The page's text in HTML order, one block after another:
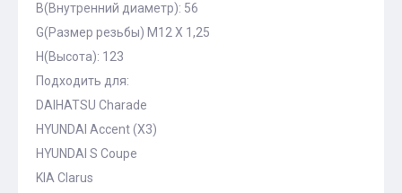
B(Внутренний диаметр): 56
G(Размер резьбы) M12 X 1,25
H(Высота): 123
Подходить для:
DAIHATSU Charade
HYUNDAI Accent (X3)
HYUNDAI S Coupe
KIA Clarus